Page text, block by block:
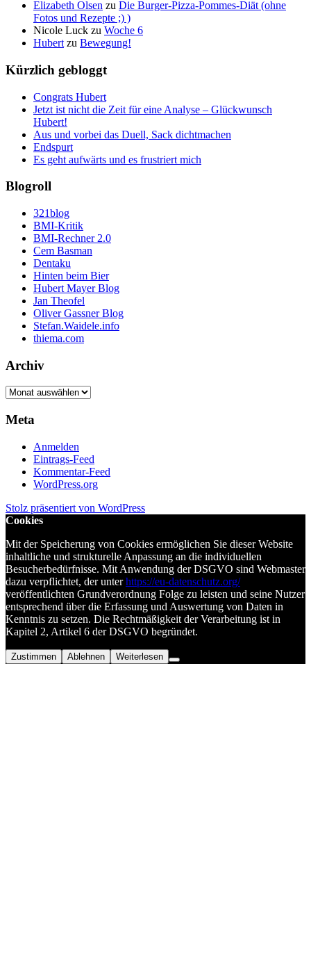
Elizabeth Olsen zu Die Burger-Pizza-Pommes-Diät (ohne
Fotos und Rezepte ;) )
Nicole Luck zu Woche 6
Hubert zu Bewegung!
Kürzlich gebloggt
Congrats Hubert
Jetzt ist nicht die Zeit für eine Analyse – Glückwunsch
Hubert!
Aus und vorbei das Duell, Sack dichtmachen
Endspurt
Es geht aufwärts und es frustriert mich
Blogroll
321blog
BMI-Kritik
BMI-Rechner 2.0
Cem Basman
Dentaku
Hinten beim Bier
Hubert Mayer Blog
Jan Theofel
Oliver Gassner Blog
Stefan.Waidele.info
thiema.com
Archiv
Archiv
Meta
Anmelden
Eintrags-Feed
Kommentar-Feed
WordPress.org
Stolz präsentiert von WordPress
Cookies
Mit der Speicherung von Cookies ermöglichen Sie dieser Website
inhaltliche und strukturelle Anpassung an die individuellen
Besucherbedürfnisse. Mit Anwendung der DSGVO sind Webmaster
dazu verpflichtet, der unterhttps://eu-datenschutz.org/
veröffentlichten Grundverordnung Folge zu leisten und seine Nutzer
entsprechend über die Erfassung und Auswertung von Daten in
Kenntnis zu setzen. Die Rechtmäßigkeit der Verarbeitung ist in
Kapitel 2, Artikel 6 der DSGVO begründet.
Zustimmen Ablehnen Weiterlesen